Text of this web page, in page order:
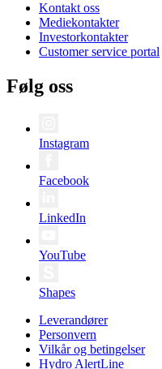
Kontakt oss
Mediekontakter
Investorkontakter
Customer service portal
Følg oss
Instagram
Facebook
LinkedIn
YouTube
Shapes
Leverandører
Personvern
Vilkår og betingelser
Hydro AlertLine